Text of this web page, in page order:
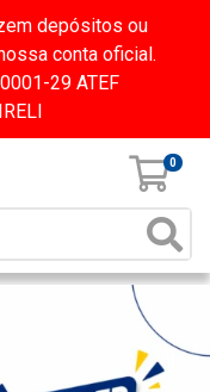
depósitos ou
conta oficial.
29 ATEF
0